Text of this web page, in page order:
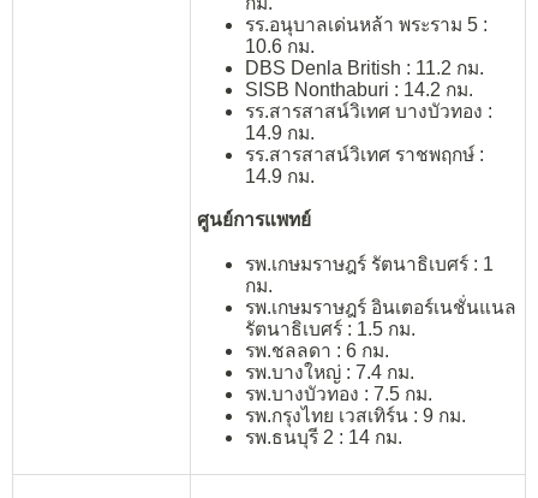
รร.อนุบาลเด่นหล้า พระราม 5 :
10.6 กม.
DBS Denla British : 11.2 กม.
SISB Nonthaburi : 14.2 กม.
รร.สารสาสน์วิเทศ บางบัวทอง :
14.9 กม.
รร.สารสาสน์วิเทศ ราชพฤกษ์ :
14.9 กม.
ศูนย์การแพทย์
รพ.เกษมราษฎร์ รัตนาธิเบศร์ : 1
กม.
รพ.เกษมราษฎร์ อินเตอร์เนชั่นแนล
รัตนาธิเบศร์ : 1.5 กม.
รพ.ชลลดา : 6 กม.
รพ.บางใหญ่ : 7.4 กม.
รพ.บางบัวทอง : 7.5 กม.
รพ.กรุงไทย เวสเทิร์น : 9 กม.
รพ.ธนบุรี 2 : 14 กม.